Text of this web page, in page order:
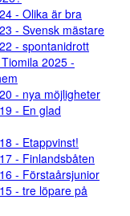
- Olika är bra
- Svensk mästare
- spontanidrott
2025 -
- nya möjligheter
- En glad
- Etappvinst!
- Finlandsbåten
- Förstaårsjunior
- tre löpare på